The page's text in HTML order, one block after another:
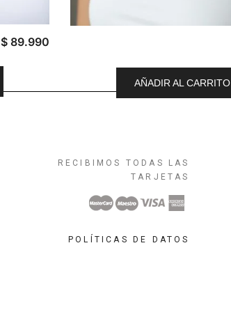
$ 89.990
AÑADIR AL CARRITO
RECIBIMOS TODAS LAS
TARJETAS
POLÍTICAS DE DATOS